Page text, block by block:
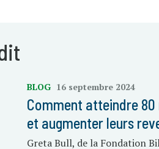
BLOG 16 septembre 2024
Comment atteindre
et augmenter leurs
Greta Bull, de la Fondation